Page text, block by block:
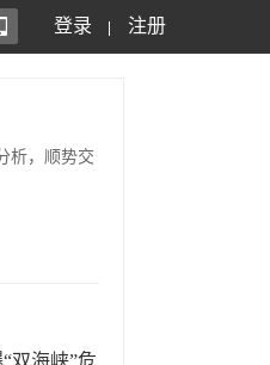
登录 注册
析，顺势交
双海峡”危